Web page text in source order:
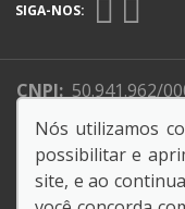
SIGA-NOS:
CNPJ: 50.941.962/
Endereço Matriz:
Guimarães
Nós utilizamos
possibilitar e
site, e ao